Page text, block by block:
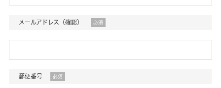
メールアドレス（確認） 必須
郵便番号 必須